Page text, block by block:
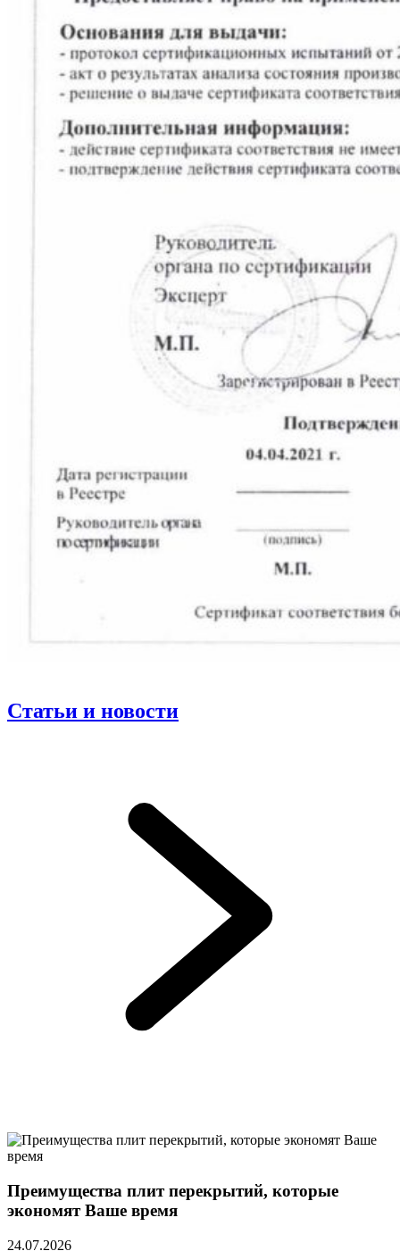
Статьи и новости
Преимущества плит перекрытий, которые
экономят Ваше время
24.07.2026